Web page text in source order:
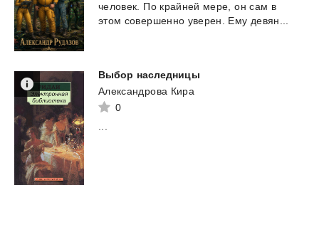
человек. По крайней мере, он сам в
этом совершенно уверен. Ему девян...
Выбор наследницы
Александрова Кира
0
...